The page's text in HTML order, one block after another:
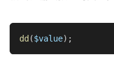
dd ($value) ;